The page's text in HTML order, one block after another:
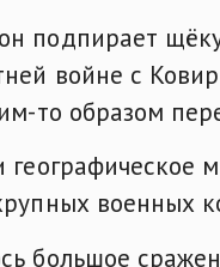
подпирает
войне с
то образом
географическое
военных
большое